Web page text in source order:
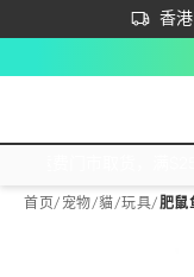
香
立
首次APP
首页/ 宠物/貓/玩具/肥鼠